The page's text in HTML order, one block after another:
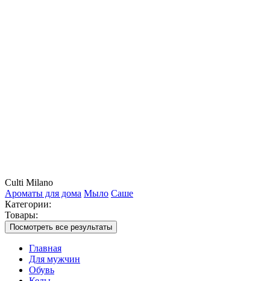
Culti Milano
Ароматы для дома Мыло Саше
Категории:
Товары:
Посмотреть все результаты
Главная
Для мужчин
Обувь